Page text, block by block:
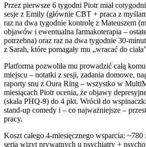
Przez pierwsze 6 tygodni Piotr miał
sesje z Emily (głównie CBT + praca z
raz na dwa tygodnie kontrolę z Mateuszem
objawów i ewentualna farmakoterapia –
potrzebna) oraz raz na dwa tygodnie 30-
z Sarah, które pomagały mu „wracać do
Platforma pozwoliła mu prowadzić całą
miejscu – notatki z sesji, zadania domowe,
raporty snu z Oura Ring – wszystko w
miesiącach Piotr ocenia, że objawy
(skala PHQ-9) do 4 pkt. Wrócił do
stand-up comedy i – co najważniejsze –
pracy.
Koszt całego 4-miesięcznego wsparcia: ~780
seria wizyt prywatnych u psychiatry +